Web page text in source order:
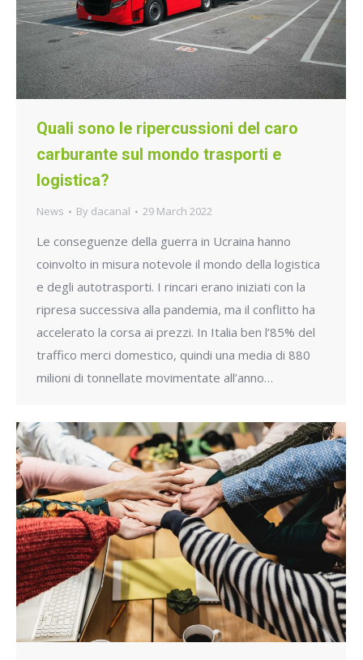
Quali sono le ripercussioni del caro
carburante sul mondo trasporti e
logistica?
News By dacanal 29 March 2022
Le conseguenze della guerra in Ucraina hanno
coinvolto in misura notevole il mondo della logistica
e degli autotrasporti. I rincari erano iniziati con la
ripresa successiva alla pandemia, ma il conflitto ha
accelerato la corsa ai prezzi. In Italia ben l’85% del
traffico merci domestico, quindi una media di 880
milioni di tonnellate movimentate all’anno…